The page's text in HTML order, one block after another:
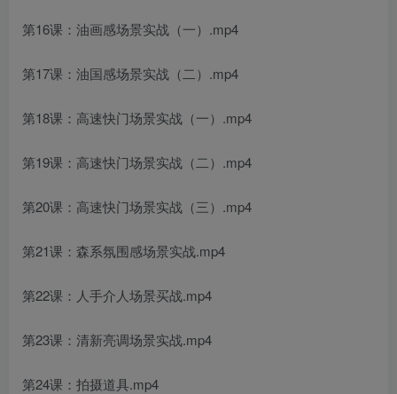
第16课：油画感场景实战（一）.mp4
第17课：油国感场景实战（二）.mp4
第18课：高速快门场景实战（一）.mp4
第19课：高速快门场景实战（二）.mp4
第20课：高速快门场景实战（三）.mp4
第21课：森系氛围感场景实战.mp4
第22课：人手介人场景买战.mp4
第23课：清新亮调场景实战.mp4
第24课：拍摄道具.mp4